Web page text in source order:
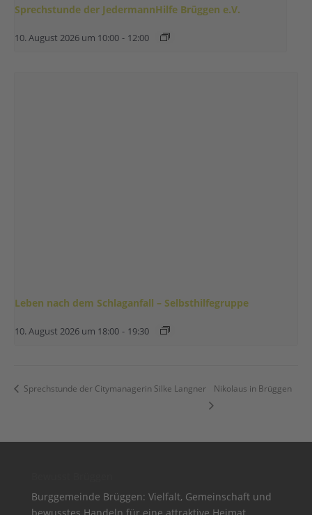
Sprechstunde der JedermannHilfe Brüggen e.V.
10. August 2026 um 10:00 - 12:00
Leben nach dem Schlaganfall – Selbsthilfegruppe
10. August 2026 um 18:00 - 19:30
Sprechstunde der Citymanagerin Silke Langner Nikolaus in Brüggen
Burggemeinde Brüggen: Vielfalt, Gemeinschaft und
bewusstes Handeln für eine attraktive Heimat.